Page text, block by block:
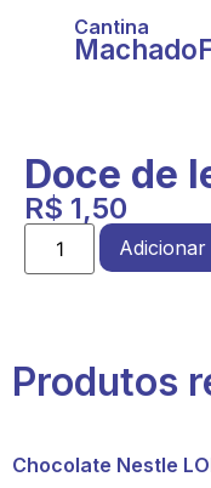
Cantina
Doce de
R$ 1,50
Produtos
Chocolate Nestle